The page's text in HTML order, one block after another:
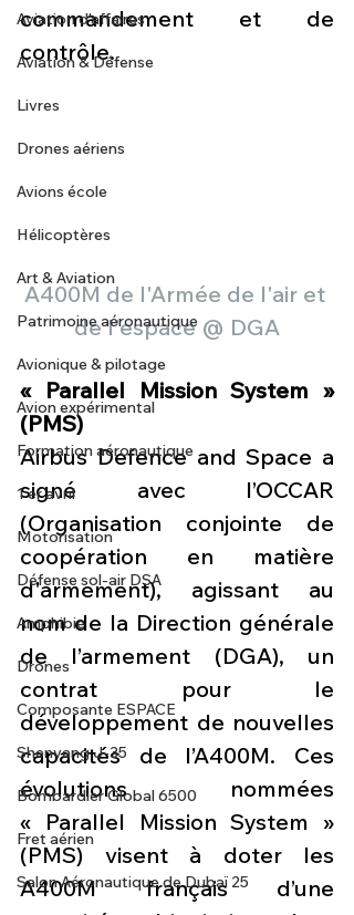
Aviation d'affaires
Aviation & Défense
Livres
Drones aériens
Avions école
Hélicoptères
Art & Aviation
Patrimoine aéronautique
Avionique & pilotage
Avion expérimental
Formation aéronautique
1 er avril
Motorisation
Défense sol-air DSA
Amphibie
Drones
Composante ESPACE
Shenyang J-35
Bombardier Global 6500
Fret aérien
Salon Aéronautique de Dubaï 25
commandement et de
contrôle.
A400M de l'Armée de l'air et
de l'espace @ DGA
« Parallel Mission System »
(PMS)
Airbus Defence and Space a
signé avec l’OCCAR
(Organisation conjointe de
coopération en matière
d'armement), agissant au
nom de la Direction générale
de l’armement (DGA), un
contrat pour le
développement de nouvelles
capacités de l’A400M. Ces
évolutions nommées
« Parallel Mission System »
(PMS) visent à doter les
A400M français d’une